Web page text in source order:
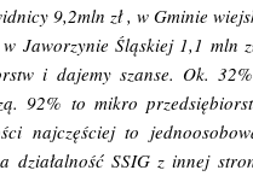
9,2mln zł , w Gminie
Jaworzynie Śląskiej 1,1 mln
i dajemy szanse. Ok.
92% to mikro
najczęściej to
działalność SSIG z innej